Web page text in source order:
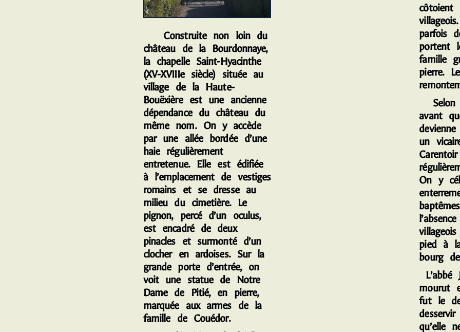
Construite non loin du
château de la Bourdonnaye,
la chapelle Saint-Hyacinthe
(XV-XVIIIe siècle) située au
village de la Haute-
Bouëxière est une ancienne
dépendance du château du
même nom. On y accède
par une allée bordée d’une
haie régulièrement
entretenue. Elle est édifiée
à l’emplacement de vestiges
romains et se dresse au
milieu du cimetière. Le
pignon, percé d’un oculus,
est encadré de deux
pinacles et surmonté d’un
clocher en ardoises. Sur la
grande porte d’entrée, on
voit une statue de Notre
Dame de Pitié, en pierre,
marquée aux armes de la
famille de Couédor.
côtoient
parfois
portent
famille
pierre.
Selon
avant
un
On y
pied à
bourg
mourut
fut le
qu’elle